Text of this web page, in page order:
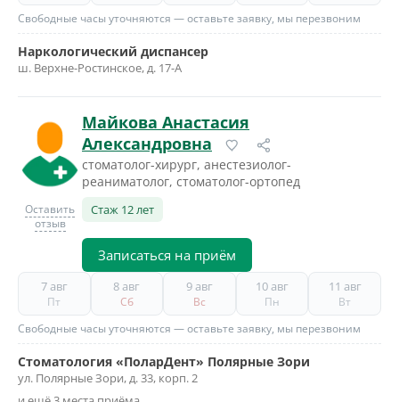
Свободные часы уточняются — оставьте заявку, мы перезвоним
Наркологический диспансер
ш. Верхне-Ростинское, д. 17-А
Оставить
отзыв
Майкова Анастасия
Александровна
стоматолог-хирург, анестезиолог-
реаниматолог, стоматолог-ортопед
Стаж 12 лет
Записаться на приём
7 авг
Пт
8 авг
Сб
9 авг
Вс
10 авг
Пн
11 авг
Вт
Свободные часы уточняются — оставьте заявку, мы перезвоним
Стоматология «ПоларДент» Полярные Зори
ул. Полярные Зори, д. 33, корп. 2